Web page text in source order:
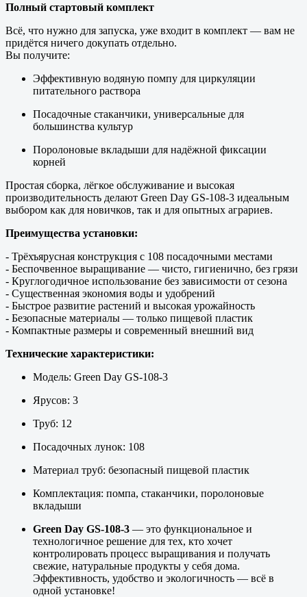
Полный стартовый комплект
Всё, что нужно для запуска, уже входит в комплект — вам не
придётся ничего докупать отдельно.
Вы получите:
Эффективную водяную помпу для циркуляции
питательного раствора
Посадочные стаканчики, универсальные для
большинства культур
Поролоновые вкладыши для надёжной фиксации
корней
Простая сборка, лёгкое обслуживание и высокая
производительность делают Green Day GS-108-3 идеальным
выбором как для новичков, так и для опытных аграриев.
Преимущества установки:
- Трёхъярусная конструкция с 108 посадочными местами
- Беспочвенное выращивание — чисто, гигиенично, без грязи
- Круглогодичное использование без зависимости от сезона
- Существенная экономия воды и удобрений
- Быстрое развитие растений и высокая урожайность
- Безопасные материалы — только пищевой пластик
- Компактные размеры и современный внешний вид
Технические характеристики:
Модель: Green Day GS-108-3
Ярусов: 3
Труб: 12
Посадочных лунок: 108
Материал труб: безопасный пищевой пластик
Комплектация: помпа, стаканчики, поролоновые
вкладыши
Green Day GS-108-3 — это функциональное и
технологичное решение для тех, кто хочет
контролировать процесс выращивания и получать
свежие, натуральные продукты у себя дома.
Эффективность, удобство и экологичность — всё в
одной установке!